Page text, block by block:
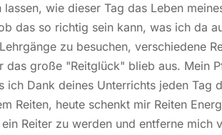
wie dieser Tag das Leben
das so richtig sein kann, was ich da
zu besuchen, verschiedene
das große "Reitglück" blieb aus. Mein
Dank deines Unterrichts jeden Tag
Reiten, heute schenkt mir Reiten
Reiter zu werden und entferne mich